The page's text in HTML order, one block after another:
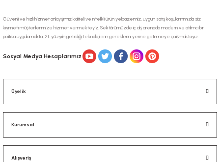
Gönder
Güvenli ve hızlı hizmet anlayışımız kaliteli ve nitelikli ürün yelpazemiz, uygun satış koşullarınmızla siz
kıymetli müşterilerimize hizmet vermekteyiz. Sektörümüzde iç dış arenada modern ve atılımcı bir
politika uygulamakta, 21. yüzyılın getirdiği teknolojilerin gereklerini yerine getirmeye çalışmaktayız.
Sosyal Medya Hesaplarımız
Üyelik
Kurumsal
Alışveriş